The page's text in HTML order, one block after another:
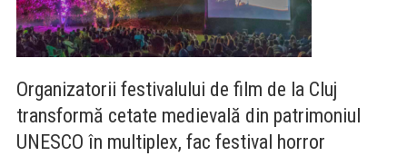
Organizatorii festivalului de film de la Cluj
transformă cetate medievală din patrimoniul
UNESCO în multiplex, fac festival horror